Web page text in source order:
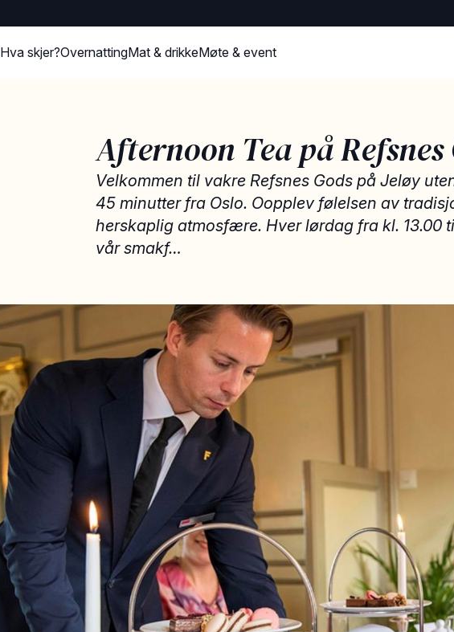
Hva skjer?OvernattingMat & drikkeMøte & event
Afternoon Tea på Refsnes
​​​​​​Velkommen til vakre Refsnes Gods på Jeløy
45 minutter fra Oslo. Oopplev følelsen av
herskaplig atmosfære. Hver lørdag fra kl. 13.00
vår smakf…